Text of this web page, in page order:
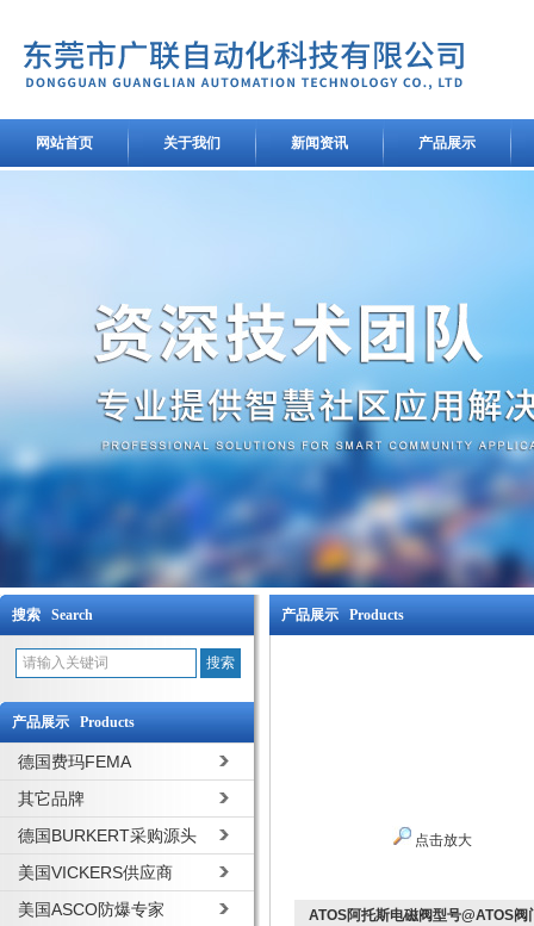
网站首页 关于我们 新闻资讯 产品展示
搜索 Search
产品展示 Products
德国费玛FEMA
其它品牌
德国BURKERT采购源头
美国VICKERS供应商
美国ASCO防爆专家
产品展示 Products
点击放大
ATOS阿托斯电磁阀型号@ATOS阀